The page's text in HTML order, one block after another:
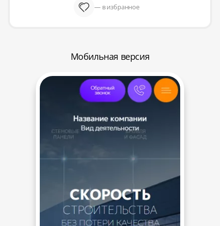
— в избранное
Мобильная версия